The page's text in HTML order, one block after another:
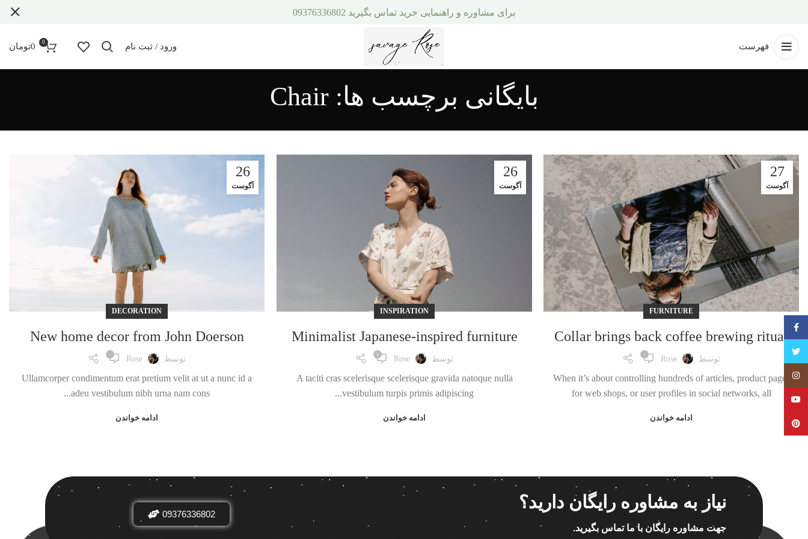
فهرست ورود / ثبت نام 0
0تومان
بایگانی برچسب ها: Chair
27
آگوست
FURNITURE
Collar brings back coffee brewing ritual
توسط Rose ۰
When it’s about controlling hundreds of articles, product pages
for web shops, or user profiles in social networks, all
ادامه خواندن
26
آگوست
INSPIRATION
Minimalist Japanese-inspired furniture
توسط Rose ۱
A taciti cras scelerisque scelerisque gravida natoque nulla
vestibulum turpis primis adipiscing...
ادامه خواندن
26
آگوست
DECORATION
New home decor from John Doerson
توسط Rose ۰
Ullamcorper condimentum erat pretium velit at ut a nunc id a
adeu vestibulum nibh urna nam cons...
ادامه خواندن
نیاز به مشاوره رایگان دارید؟
جهت مشاوره رایگان با ما تماس بگیرید.
09376336802
برای مشاوره و راهنمایی خرید تماس بگیرید 09376336802
Instagram
YouTube